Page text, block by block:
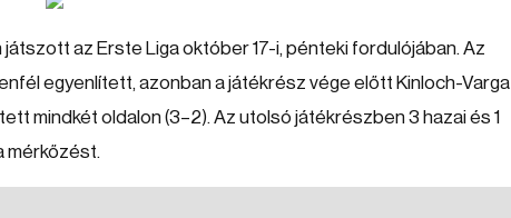
az Erste Liga október 17-i, pénteki fordulójában. Az
egyenlített, azonban a játékrész vége előtt Kinloch-Varga
mindkét oldalon (3–2). Az utolsó játékrészben 3 hazai és 1
mérkőzést.